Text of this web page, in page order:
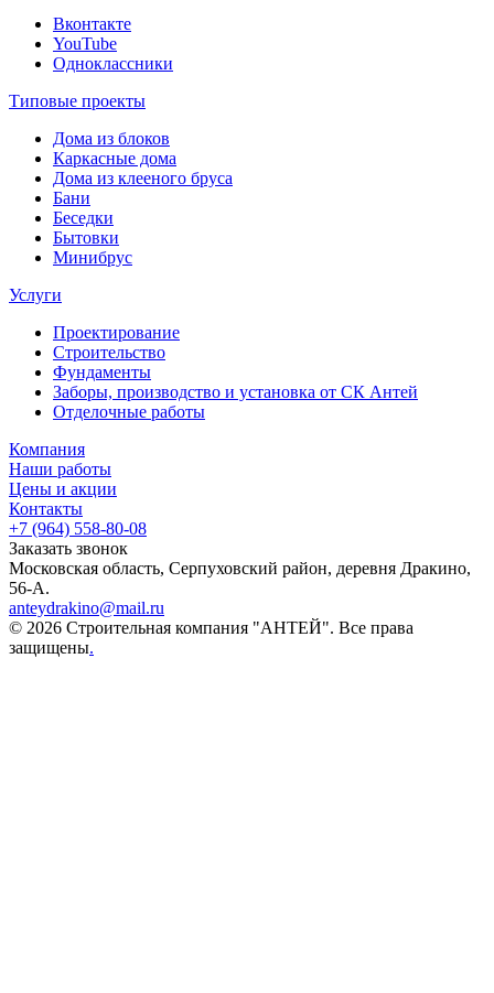
Вконтакте
YouTube
Одноклассники
Типовые проекты
Дома из блоков
Каркасные дома
Дома из клееного бруса
Бани
Беседки
Бытовки
Минибрус
Услуги
Проектирование
Строительство
Фундаменты
Заборы, производство и установка от СК Антей
Отделочные работы
Компания
Наши работы
Цены и акции
Контакты
+7 (964) 558-80-08
Заказать звонок
Московская область, Серпуховский район, деревня Дракино,
56-А.
anteydrakino@mail.ru
© 2026 Строительная компания "АНТЕЙ". Все права
защищены.